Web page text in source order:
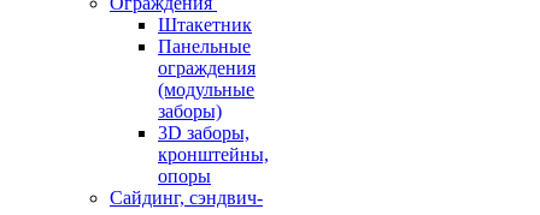
Штакетник
Панельные
ограждения
(модульные
заборы)
3D заборы,
кронштейны,
опоры
Cайдинг, сэндвич-